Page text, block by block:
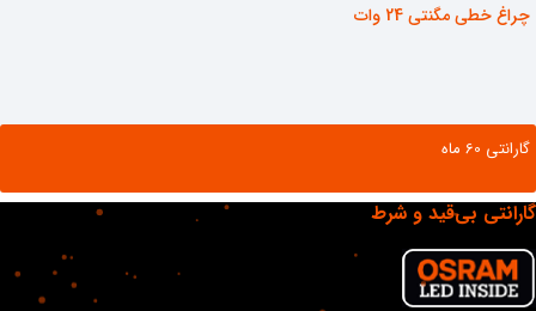
چراغ خطی مگنتی 24 وات
مشاهده محصول
گارانتی ‌60 ماه
گارانتی بی‌قید و شرط